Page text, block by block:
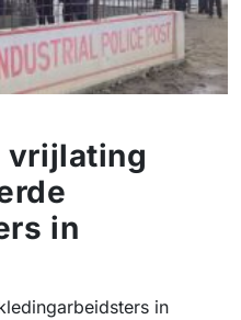
vrijlating
in
in